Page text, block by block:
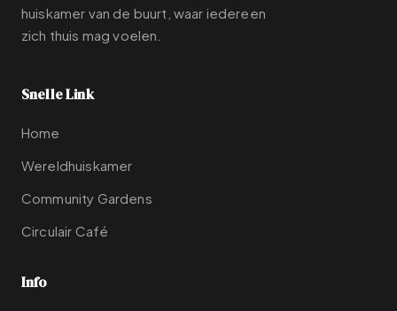
huiskamer van de buurt, waar iedereen
zich thuis mag voelen.
Snelle Link
Home
Wereldhuiskamer
Community Gardens
Circulair Café
Info